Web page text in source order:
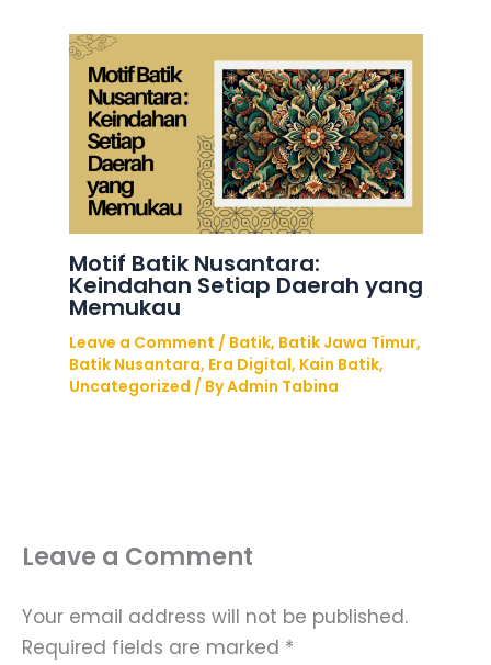
Motif Batik Nusantara:
Keindahan Setiap Daerah yang
Memukau
Leave a Comment / Batik, Batik Jawa Timur,
Batik Nusantara, Era Digital, Kain Batik,
Uncategorized / ByAdmin Tabina
Leave a Comment
Your email address will not be published.
Required fields are marked *